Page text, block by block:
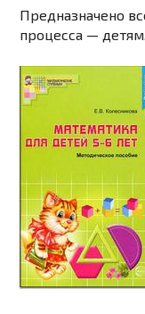
Предназначено
процесса —